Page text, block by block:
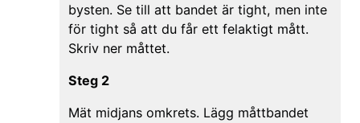
bysten. Se till att bandet är tight, men inte
för tight så att du får ett felaktigt mått.
Skriv ner måttet.
Steg 2
Mät midjans omkrets. Lägg måttbandet